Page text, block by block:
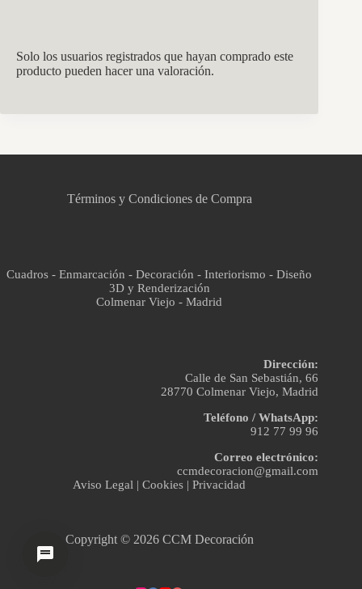
Solo los usuarios registrados que hayan comprado este
producto pueden hacer una valoración.
Términos y Condiciones de Compra
Cuadros - Enmarcación - Decoración - Interiorismo - Diseño
3D y Renderización
Colmenar Viejo - Madrid
Dirección:
Calle de San Sebastián, 66
28770 Colmenar Viejo, Madrid
Teléfono / WhatsApp:
912 77 99 96
Correo electrónico:
ccmdecoracion@gmail.com
Aviso Legal |Cookies |Privacidad
Copyright © 2026 CCM Decoración
Asistente virtual · En línea